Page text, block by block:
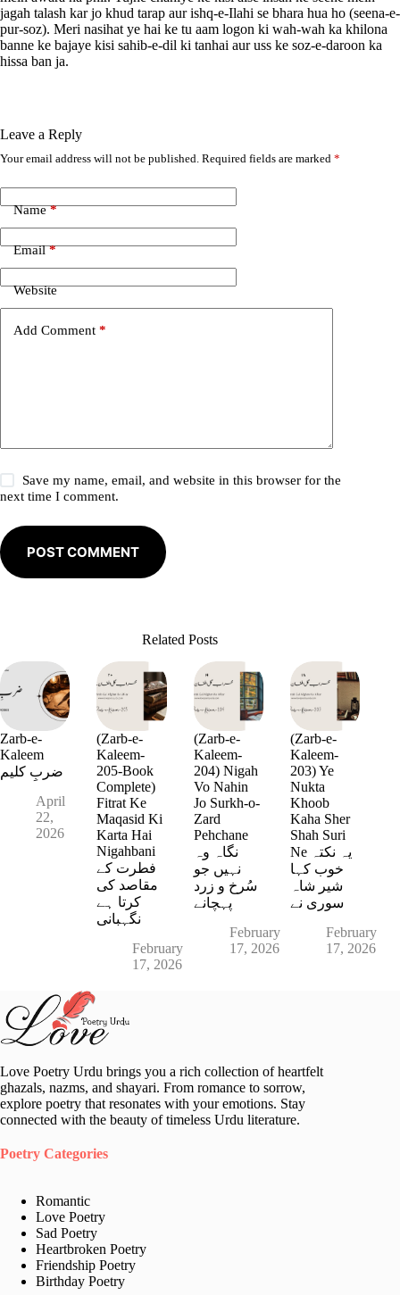
jagah talash kar jo khud tarap aur ishq-e-Ilahi se bhara hua ho (seena-e-
pur-soz). Meri nasihat ye hai ke tu aam logon ki wah-wah ka khilona
banne ke bajaye kisi sahib-e-dil ki tanhai aur uss ke soz-e-daroon ka
hissa ban ja.
Leave a Reply
Your email address will not be published. Required fields are marked *
Name*
Email*
Website
Add Comment *
Save my name, email, and website in this browser for the
next time I comment.
POST COMMENT
A
t
e
t
i
Related Posts
Zarb-e-
Kaleem
ضربِ کلیم
April
22,
2026
(Zarb-e-
Kaleem-
205-Book
Complete)
Fitrat Ke
Maqasid Ki
Karta Hai
Nigahbani
فطرت کے
مقاصد کی
کرتا ہے
نگہبانی
February
17, 2026
(Zarb-e-
Kaleem-
204) Nigah
Vo Nahin
Jo Surkh-o-
Zard
Pehchane
نگاہ وہ
نہیں جو
سُرخ و زرد
پہچانے
February
17, 2026
(Zarb-e-
Kaleem-
203) Ye
Nukta
Khoob
Kaha Sher
Shah Suri
Ne یہ نکتہ
خوب کہا
شیر شاہ
سوری نے
February
17, 2026
Love Poetry Urdu brings you a rich collection of heartfelt
ghazals, nazms, and shayari. From romance to sorrow,
explore poetry that resonates with your emotions. Stay
connected with the beauty of timeless Urdu literature.
Poetry Categories
Romantic
Love Poetry
Sad Poetry
Heartbroken Poetry
Friendship Poetry
Birthday Poetry